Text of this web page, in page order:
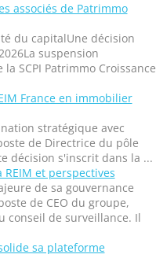
associés de Patrimmo
du capitalUne décision
suspension
SCPI Patrimmo Croissance
France en immobilier
stratégique avec
de Directrice du pôle
décision s'inscrit dans la ...
et perspectives
de sa gouvernance
de CEO du groupe,
conseil de surveillance. Il
sa plateforme